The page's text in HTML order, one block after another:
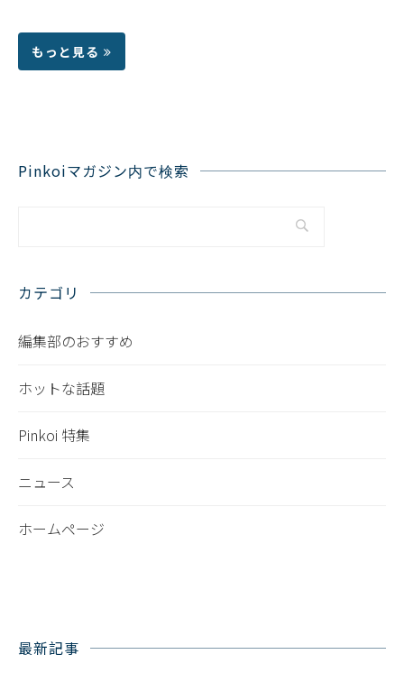
もっと見る
Pinkoiマガジン内で検索
カテゴリ
編集部のおすすめ
ホットな話題
Pinkoi 特集
ニュース
ホームページ
最新記事